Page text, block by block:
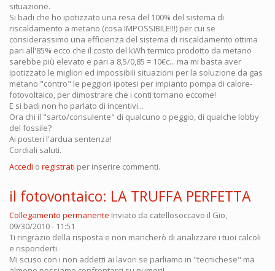
situazione.
Si badi che ho ipotizzato una resa del 100% del sistema di
riscaldamento a metano (cosa IMPOSSIBILE!!!) per cui se
considerassimo una efficienza del sistema di riscaldamento ottima
pari all'85% ecco che il costo del kWh termico prodotto da metano
sarebbe più elevato e pari a 8,5/0,85 = 10€c... ma mi basta aver
ipotizzato le migliori ed impossibili situazioni per la soluzione da gas
metano "contro" le peggiori ipotesi per impianto pompa di calore-
fotovoltaico, per dimostrare che i conti tornano eccome!
E si badi non ho parlato di incentivi...
Ora chi il "sarto/consulente" di qualcuno o peggio, di qualche lobby
del fossile?
Ai posteri l'ardua sentenza!
Cordiali saluti.
Accedi o registrati per inserire commenti.
il fotovontaico: LA TRUFFA PERFETTA
Collegamento permanente Inviato da catellosoccavo il Gio,
09/30/2010 - 11:51
Ti ringrazio della risposta e non mancherò di analizzare i tuoi calcoli
e risponderti.
Mi scuso con i non addetti ai lavori se parliamo in "tecnichese" ma